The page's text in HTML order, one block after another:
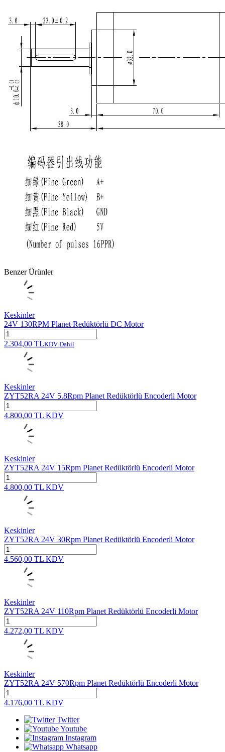
Benzer Ürünler
Keskinler
24V 130RPM Planet Redüktörlü DC Motor
2.304,00 TLKDV Dahil
Keskinler
ZYT52RA 24V 5.8Rpm Planet Redüktörlü Encoderli Motor
4.800,00 TL KDV
Keskinler
ZYT52RA 24V 15Rpm Planet Redüktörlü Encoderli Motor
4.800,00 TL KDV
Keskinler
ZYT52RA 24V 30Rpm Planet Redüktörlü Encoderli Motor
4.560,00 TL KDV
Keskinler
ZYT52RA 24V 110Rpm Planet Redüktörlü Encoderli Motor
4.272,00 TL KDV
Keskinler
ZYT52RA 24V 570Rpm Planet Redüktörlü Encoderli Motor
4.176,00 TL KDV
Twitter
Youtube
Instagram
Whatsapp